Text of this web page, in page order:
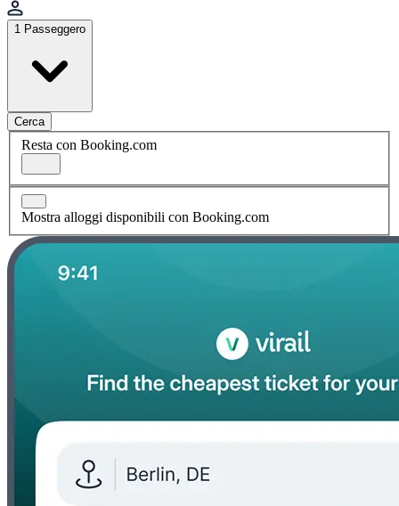
1 Passeggero
Cerca
Resta con Booking.com
Mostra alloggi disponibili con Booking.com